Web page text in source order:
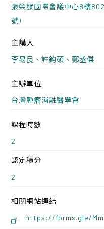
張榮發國際會議中心8樓
號)
主講人
李易良、許鈞碩、鄭丞傑
主辦單位
台灣腫瘤消融醫學會
課程時數
2
認定積分
2
相關網站連結
https://forms.gle/